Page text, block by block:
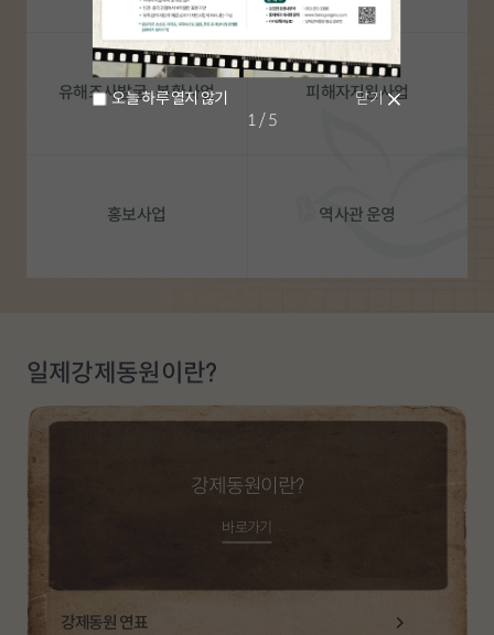
1 /5
오늘 하루 열지 않기 닫기
유해조사발굴·봉환사업 피해자지원사업
홍보사업 역사관 운영
일제강제동원이란?
강제동원이란?
바로가기
강제동원 연표